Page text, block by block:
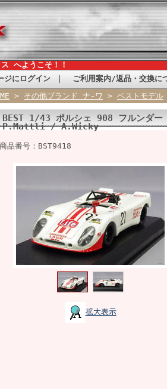
へようこそ！！
ジにログイン ご利用案内/返品・交換に
> その他ブランド ナ-ワ > ベストモデル
BEST 1/43 ポルシェ 908 フルン
P.Mattli / A.Wicky
商品番号：BST9418
拡大表示